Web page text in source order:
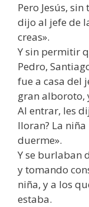
Pero Jesús,
dijo al jefe de
creas».
Y sin permitir
Pedro,
fue a casa del
gran alboroto,
Al entrar, les
lloran? La
duerme».
Y se burlaban
y tomando
niña, y a los
estaba.